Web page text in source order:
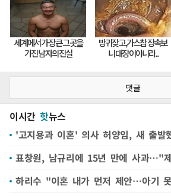
댓글
이시간 핫뉴스
'고지용과 이혼' 의사 허양임, 새 출발
표창원, 남규리에 15년 만에 사과…"
하리수 "이혼 내가 먼저 제안…아기